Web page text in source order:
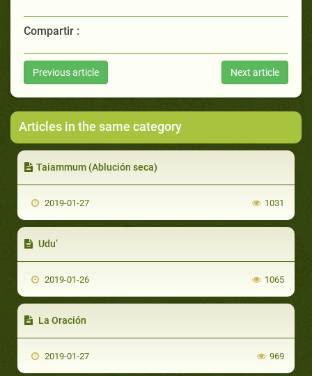
Compartir :
Previous article Next article
Articles in the same category
Taiammum (Ablución seca)
2019-01-27 1031
Udu’
2019-01-26 1065
La Oración
2019-01-27 969